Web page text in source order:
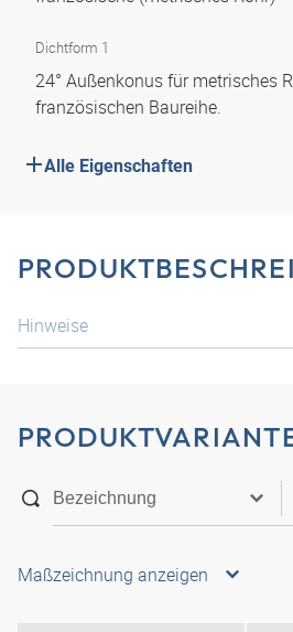
Dichtform 1
24° Außenkonus für metrisches
französischen Baureihe.
Alle Eigenschaften
Hinweise
Maßzeichnung anzeigen